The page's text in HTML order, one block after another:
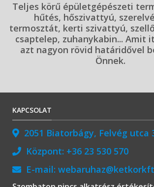
Teljes körű épületgépészeti
hűtés, hőszivattyú,
termosztát, kerti szivattyú,
csaptelep, zuhanykabin... Amit
azt nagyon rövid határidővel
Önnek.
KAPCSOLAT
2051 Biatorbágy, Felvég utca
Központ: +36 23 530 570
E-mail: